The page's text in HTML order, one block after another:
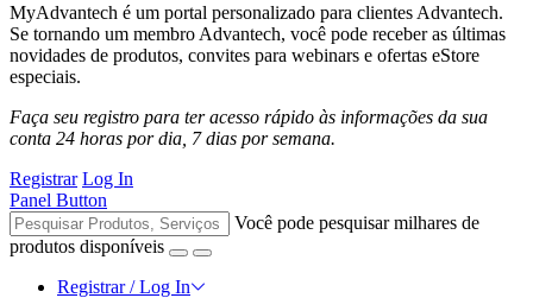
MyAdvantech é um portal personalizado para clientes Advantech.
Se tornando um membro Advantech, você pode receber as últimas
novidades de produtos, convites para webinars e ofertas eStore
especiais.
Faça seu registro para ter acesso rápido às informações da sua
conta 24 horas por dia, 7 dias por semana.
Registrar Log In
Panel Button
Você pode pesquisar milhares de
produtos disponíveis
Registrar / Log In